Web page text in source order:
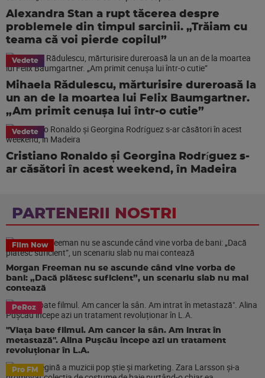
Alexandra Stan a rupt tăcerea despre
problemele din timpul sarcinii. „Trăiam cu
teama că voi pierde copilul”
Vedete
Mihaela Rădulescu, mărturisire dureroasă la
un an de la moartea lui Felix Baumgartner.
„Am primit cenușa lui într-o cutie”
Vedete
Cristiano Ronaldo și Georgina Rodríguez s-
ar căsători în acest weekend, în Madeira
PARTENERII NOSTRI
Film Now
Morgan Freeman nu se ascunde când vine vorba de
bani: „Dacă plătesc suficient”, un scenariu slab nu mai
contează
PeRoz
"Viața bate filmul. Am cancer la sân. Am intrat în
metastază". Alina Pușcău începe azi un tratament
revoluționar în L.A.
Pro FM